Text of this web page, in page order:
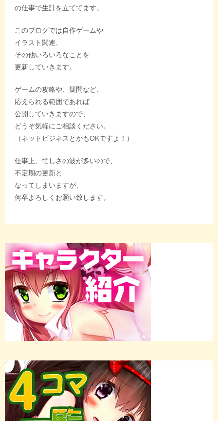
の仕事で生計を立ててます。
このブログでは自作ゲームや
イラスト関連、
その他いろいろなことを
更新していきます。
ゲームの攻略や、疑問など、
応えられる範囲であれば
公開していきますので、
どうぞ気軽にご相談ください。
（ネットビジネスとかもOKですよ！）
仕事上、忙しさの波が多いので、
不定期の更新と
なってしまいますが、
何卒よろしくお願い致します。